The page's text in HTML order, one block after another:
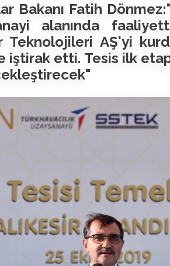
Bakanı Fatih
alanında
Teknolojileri AŞ'yi
iştirak etti. Tesis ilk